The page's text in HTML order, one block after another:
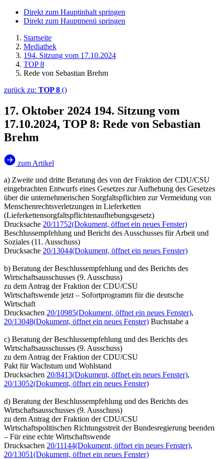
Direkt zum Hauptinhalt springen
Direkt zum Hauptmenü springen
Startseite
Mediathek
194. Sitzung vom 17.10.2024
TOP 8
Rede von Sebastian Brehm
zurück zu: TOP 8 ()
17. Oktober 2024 194. Sitzung vom
17.10.2024, TOP 8: Rede von Sebastian
Brehm
zum Artikel
a) Zweite und dritte Beratung des von der Fraktion der CDU/CSU
eingebrachten Entwurfs eines Gesetzes zur Aufhebung des Gesetzes
über die unternehmerischen Sorgfaltspflichten zur Vermeidung von
Menschenrechtsverletzungen in Lieferketten
(Lieferkettensorgfaltspflichtenaufhebungsgesetz)
Drucksache 20/11752(Dokument, öffnet ein neues Fenster)
Beschlussempfehlung und Bericht des Ausschusses für Arbeit und
Soziales (11. Ausschuss)
Drucksache 20/13044(Dokument, öffnet ein neues Fenster)
b) Beratung der Beschlussempfehlung und des Berichts des
Wirtschaftsausschusses (9. Ausschuss)
zu dem Antrag der Fraktion der CDU/CSU
Wirtschaftswende jetzt – Sofortprogramm für die deutsche
Wirtschaft
Drucksachen 20/10985(Dokument, öffnet ein neues Fenster),
20/13048(Dokument, öffnet ein neues Fenster) Buchstabe a
c) Beratung der Beschlussempfehlung und des Berichts des
Wirtschaftsausschusses (9. Ausschuss)
zu dem Antrag der Fraktion der CDU/CSU
Pakt für Wachstum und Wohlstand
Drucksachen 20/8413(Dokument, öffnet ein neues Fenster),
20/13052(Dokument, öffnet ein neues Fenster)
d) Beratung der Beschlussempfehlung und des Berichts des
Wirtschaftsausschusses (9. Ausschuss)
zu dem Antrag der Fraktion der CDU/CSU
Wirtschaftspolitischen Richtungsstreit der Bundesregierung beenden
– Für eine echte Wirtschaftswende
Drucksachen 20/11144(Dokument, öffnet ein neues Fenster),
20/13051(Dokument, öffnet ein neues Fenster)